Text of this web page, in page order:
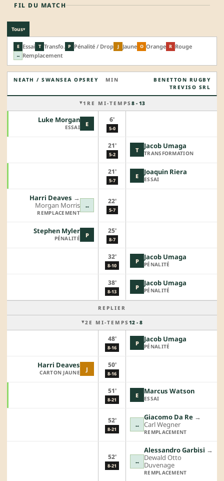
FIL DU MATCH
Tous▾
E Essai T Transfo. P Pénalité / Drop J Jaune O Orange R Rouge
↔ Remplacement
NEATH / SWANSEA OPSREY MIN
BENETTON RUGBY
TREVISO SRL
1RE MI-TEMPS 8 - 13
E
Luke Morgan
ESSAI
6'
5-0
21'
5-2
T Jacob Umaga
TRANSFORMATION
21'
5-7
E Joaquin Riera
ESSAI
↔
Harri Deaves →︎
Morgan Morris
REMPLACEMENT
22'
5-7
P
Stephen Myler
PÉNALITÉ
25'
8-7
32'
8-10
P Jacob Umaga
PÉNALITÉ
38'
8-13
P Jacob Umaga
PÉNALITÉ
REPLIER
2E MI-TEMPS 12 - 8
48'
8-16
P Jacob Umaga
PÉNALITÉ
J
Harri Deaves
CARTON JAUNE
50'
8-16
51'
8-21
E Marcus Watson
ESSAI
52'
8-21
↔
Giacomo Da Re →︎
Carl Wegner
REMPLACEMENT
52'
8-21
↔
Alessandro Garbisi →︎
Dewald Otto
Duvenage
REMPLACEMENT